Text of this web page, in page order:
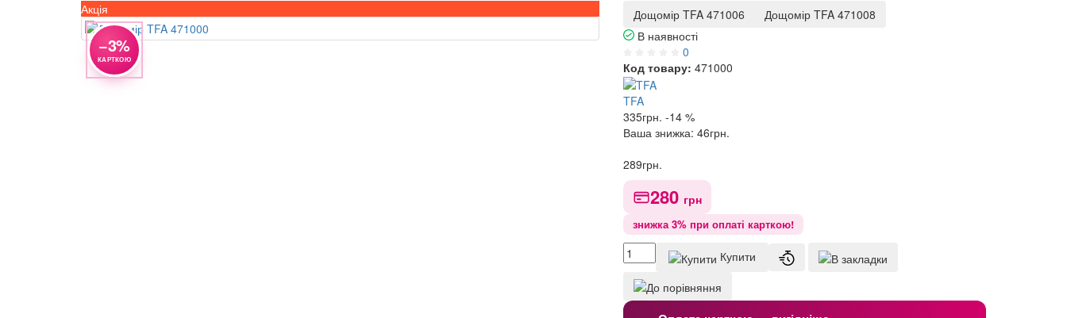
Акція
−3%
КАРТКОЮ
Дощомір TFA 471006
Дощомір TFA 471008
В наявності
0
Код товару: 471000
TFA
335грн. -14 %
Ваша знижка: 46грн.
289грн.
280 грн
знижка 3% при оплаті карткою!
Купити